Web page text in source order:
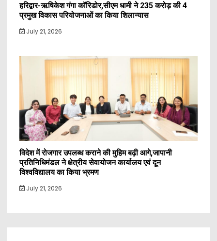
हरिद्वार-ऋषिकेश गंगा कॉरिडोर,सीएम धामी ने 235 करोड़ की 4
प्रमुख विकास परियोजनाओं का किया शिलान्यास
July 21, 2026
विदेश में रोजगार उपलब्ध कराने की मुहिम बढ़ी आगे,जापानी
प्रतिनिधिमंडल ने क्षेत्रीय सेवायोजन कार्यालय एवं दून
विश्वविद्यालय का किया भ्रमण
July 21, 2026